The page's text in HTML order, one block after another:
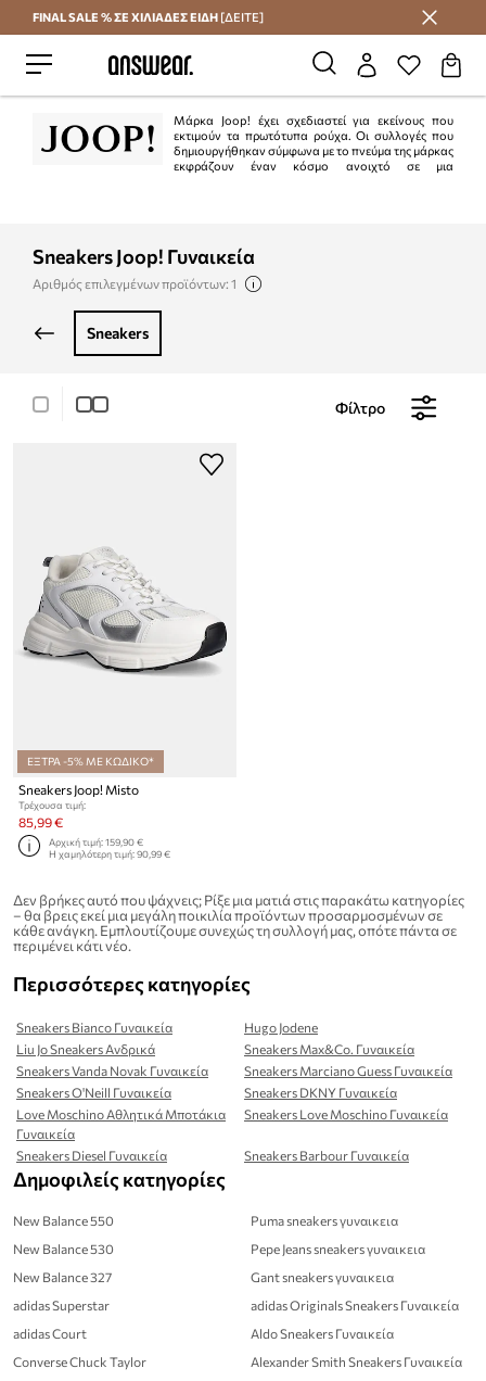
Εξοικονομήστε με το Answear Club
FINAL SALE % ΣΕ ΧΙΛΙΑΔΕΣ ΕΙΔΗ [ΔΕΙΤΕ]
Μάρκα Joop! έχει σχεδιαστεί για εκείνους που
εκτιμούν τα πρωτότυπα ρούχα. Οι συλλογές που
δημιουργήθηκαν σύμφωνα με το πνεύμα της μάρκας
εκφράζουν έναν κόσμο ανοιχτό σε μια
Sneakers Joop! Γυναικεία
Αριθμός επιλεγμένων προϊόντων: 1
sneakers
Φίλτρο
ΕΞΤΡΑ -5% ΜΕ ΚΩΔΙΚΟ*
Sneakers Joop! Misto
Τρέχουσα τιμή:
85,99 €
Αρχική τιμή:159,90 €
Η χαμηλότερη τιμή:90,99 €
Δεν βρήκες αυτό που ψάχνεις; Ρίξε μια ματιά στις παρακάτω κατηγορίες
– θα βρεις εκεί μια μεγάλη ποικιλία προϊόντων προσαρμοσμένων σε
κάθε ανάγκη. Εμπλουτίζουμε συνεχώς τη συλλογή μας, οπότε πάντα σε
περιμένει κάτι νέο.
Περισσότερες κατηγορίες
Sneakers Bianco Γυναικεία
Hugo Jodene
Liu Jo Sneakers Ανδρικά
Sneakers Max&Co. Γυναικεία
Sneakers Vanda Novak Γυναικεία
Sneakers Marciano Guess Γυναικεία
Sneakers O'Neill Γυναικεία
Sneakers DKNY Γυναικεία
Love Moschino Αθλητικά Μποτάκια
Γυναικεία
Sneakers Love Moschino Γυναικεία
Sneakers Diesel Γυναικεία Sneakers Barbour Γυναικεία
Δημοφιλείς κατηγορίες
New Balance 550
New Balance 530
New Balance 327
adidas Superstar
adidas Court
Converse Chuck Taylor
Puma sneakers γυναικεια
Pepe Jeans sneakers γυναικεια
Gant sneakers γυναικεια
adidas Originals Sneakers Γυναικεία
Aldo Sneakers Γυναικεία
Alexander Smith Sneakers Γυναικεία